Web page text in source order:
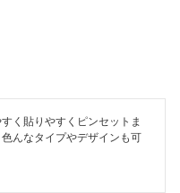
く貼りやすくピンセットま
んなタイプやデザインも可